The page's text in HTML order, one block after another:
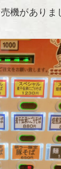
機がありま